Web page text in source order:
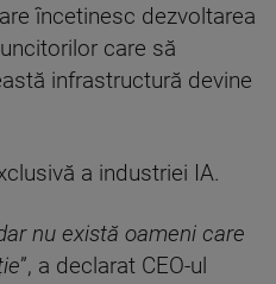
încetinesc dezvoltarea
care să
infrastructură devine
a industriei IA.
nu există oameni care
”, a declarat CEO-ul